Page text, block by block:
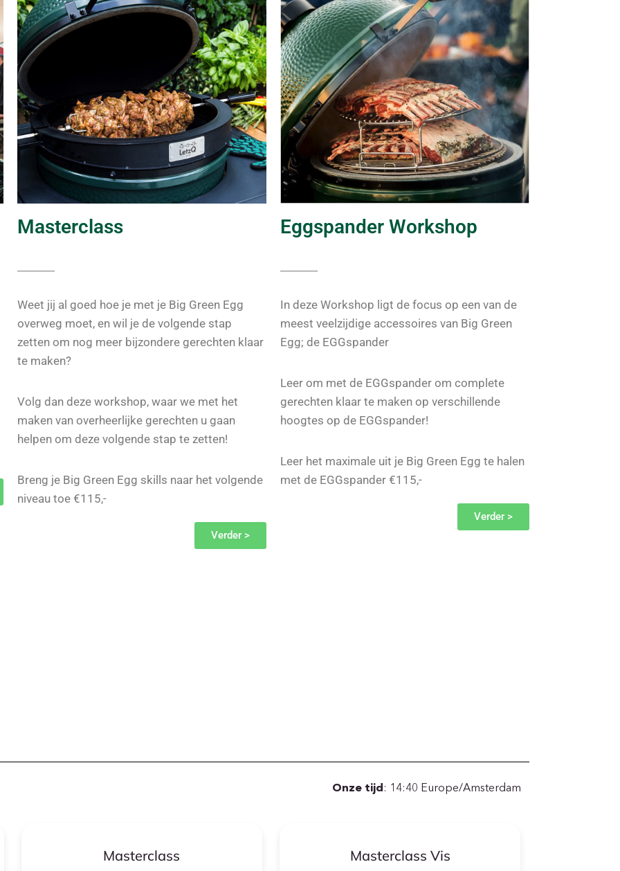
Masterclass
Weet jij al goed hoe je met je Big Green Egg
overweg moet, en wil je de volgende stap
zetten om nog meer bijzondere gerechten klaar
te maken?
Volg dan deze workshop, waar we met het
maken van overheerlijke gerechten u gaan
helpen om deze volgende stap te zetten!
Breng je Big Green Egg skills naar het volgende
niveau toe €115,-
Verder >
Eggspander Workshop
In deze Workshop ligt de focus op een van de
meest veelzijdige accessoires van Big Green
Egg; de EGGspander
Leer om met de EGGspander om complete
gerechten klaar te maken op verschillende
hoogtes op de EGGspander!
Leer het maximale uit je Big Green Egg te halen
met de EGGspander €115,-
Verder >